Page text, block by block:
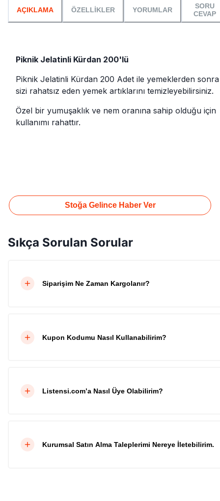
AÇIKLAMA ÖZELLİKLER YORUMLAR
SORU
CEVAP
Piknik Jelatinli Kürdan 200'lü
Piknik Jelatinli Kürdan 200 Adet ile yemeklerden sonra
sizi rahatsız eden yemek artıklarını temizleyebilirsiniz.
Özel bir yumuşaklık ve nem oranına sahip olduğu için
kullanımı rahattır.
Stoğa Gelince Haber Ver
Sıkça Sorulan Sorular
Siparişim Ne Zaman Kargolanır?
Kupon Kodumu Nasıl Kullanabilirim?
Listensi.com’a Nasıl Üye Olabilirim?
Kurumsal Satın Alma Taleplerimi Nereye İletebilirim.